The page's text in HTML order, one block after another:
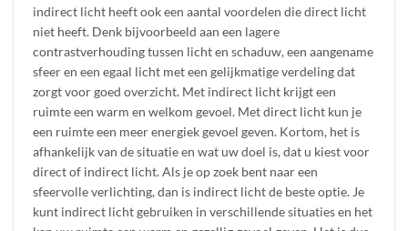
indirect licht heeft ook een aantal voordelen die direct licht
niet heeft. Denk bijvoorbeeld aan een lagere
contrastverhouding tussen licht en schaduw, een aangename
sfeer en een egaal licht met een gelijkmatige verdeling dat
zorgt voor goed overzicht. Met indirect licht krijgt een
ruimte een warm en welkom gevoel. Met direct licht kun je
een ruimte een meer energiek gevoel geven. Kortom, het is
afhankelijk van de situatie en wat uw doel is, dat u kiest voor
direct of indirect licht. Als je op zoek bent naar een
sfeervolle verlichting, dan is indirect licht de beste optie. Je
kunt indirect licht gebruiken in verschillende situaties en het